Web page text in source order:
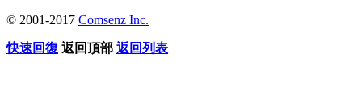
© 2001-2017 Comsenz Inc.
快速回復 返回頂部 返回列表